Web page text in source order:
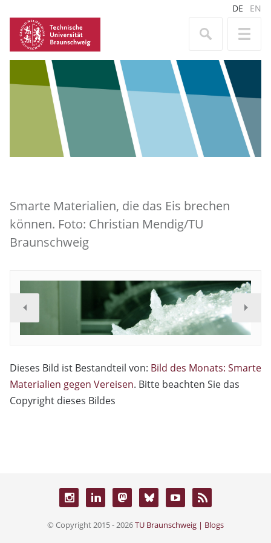
DE EN
Smarte Materialien, die das Eis brechen
können. Foto: Christian Mendig/TU
Braunschweig
Dieses Bild ist Bestandteil von: Bild des Monats: Smarte
Materialien gegen Vereisen. Bitte beachten Sie das
Copyright dieses Bildes
© Copyright 2015 - 2026TU Braunschweig | Blogs